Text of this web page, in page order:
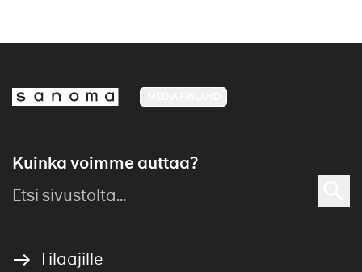
Kuinka voimme auttaa?
Tilaajille